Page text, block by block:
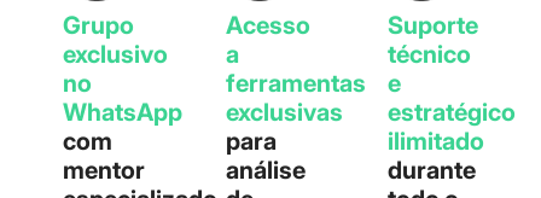
Grupo
exclusivo
no
WhatsApp
com
mentor
Acesso
a
ferramentas
exclusivas
para
análise
Suporte
técnico
e
estratégico
ilimitado
durante